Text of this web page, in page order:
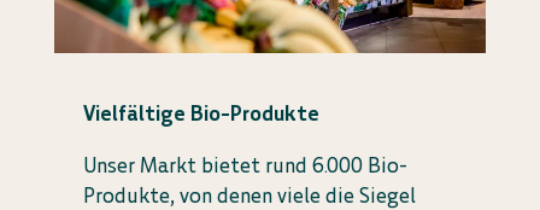
Vielfältige Bio-Produkte
Unser Markt bietet rund 6.000 Bio-
Produkte, von denen viele die Siegel